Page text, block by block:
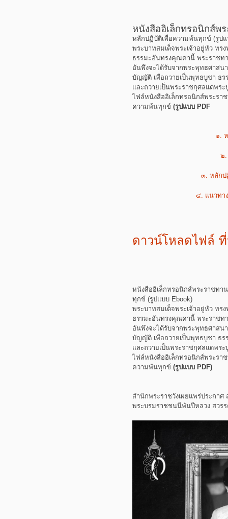
หนังสืออิเล็กทรอนิกส์พ
หลักปฏิบัติเพื่อความพ้นทุกข์ (รูปแ
พระบาทสมเด็จพระเจ้าอยู่หัว ทร
ธรรมะอันทรงคุณค่านี้ พระราชท
อันพึงจะได้รับจากพระพุทธศาสน
บัญญัติ เพื่อถวายเป็นพุทธบูชา ธ
และถวายเป็นพระราชกุศลแด่พร
ไฟล์หนังสืออิเล็กทรอนิกส์พระรา
ความพ้นทุกข์ (รูปแบบ PDF
๑.
๒.
๓. หลักป
๔. แนวทา
ดาวน์โหลดไฟล์
หนังสืออิเล็กทรอนิกส์พระราชทา
ทุกข์ (รูปแบบ Ebook)
พระบาทสมเด็จพระเจ้าอยู่หัว ทร
ธรรมะอันทรงคุณค่านี้ พระราชท
อันพึงจะได้รับจากพระพุทธศาสน
บัญญัติ เพื่อถวายเป็นพุทธบูชา ธ
และถวายเป็นพระราชกุศลแด่พร
ไฟล์หนังสืออิเล็กทรอนิกส์พระรา
ความพ้นทุกข์ (รูปแบบ PDF)
สำนักพระราชวังเผยแพร่ประกา
พระบรมราชชนนีพันปีหลวง สวร